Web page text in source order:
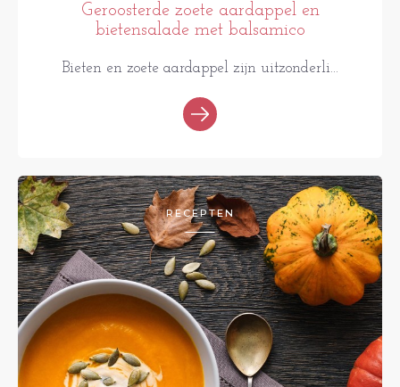
Geroosterde zoete aardappel en
bietensalade met balsamico
Bieten en zoete aardappel zijn uitzonderli...
RECEPTEN